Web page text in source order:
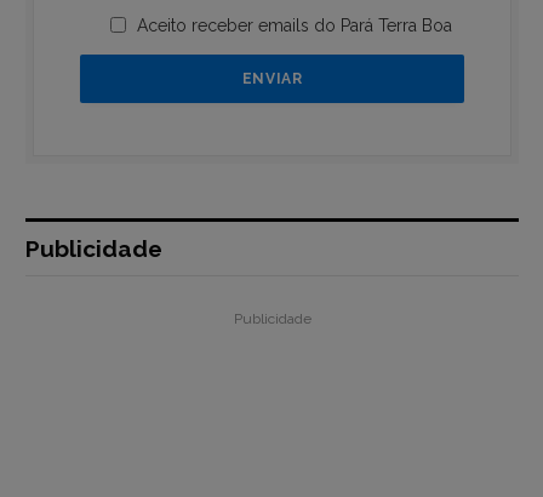
Aceito receber emails do Pará Terra Boa
Publicidade
Publicidade